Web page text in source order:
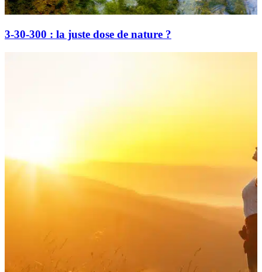
3-30-300 : la juste dose de nature ?